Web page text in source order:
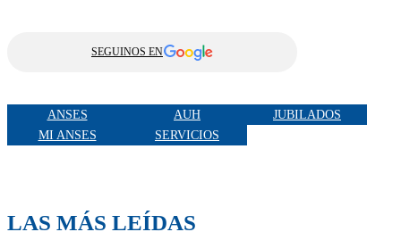
SEGUINOS EN
ANSES AUH
JUBILADOS
MI ANSES
SERVICIOS
LAS MÁS LEÍDAS